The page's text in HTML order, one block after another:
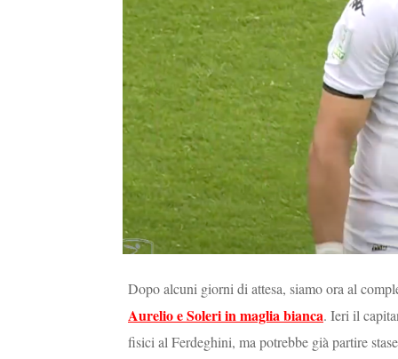
Dopo alcuni giorni di attesa, siamo ora al
Aurelio e Soleri in maglia bianca. Ieri il
fisici al Ferdeghini, ma potrebbe già partire